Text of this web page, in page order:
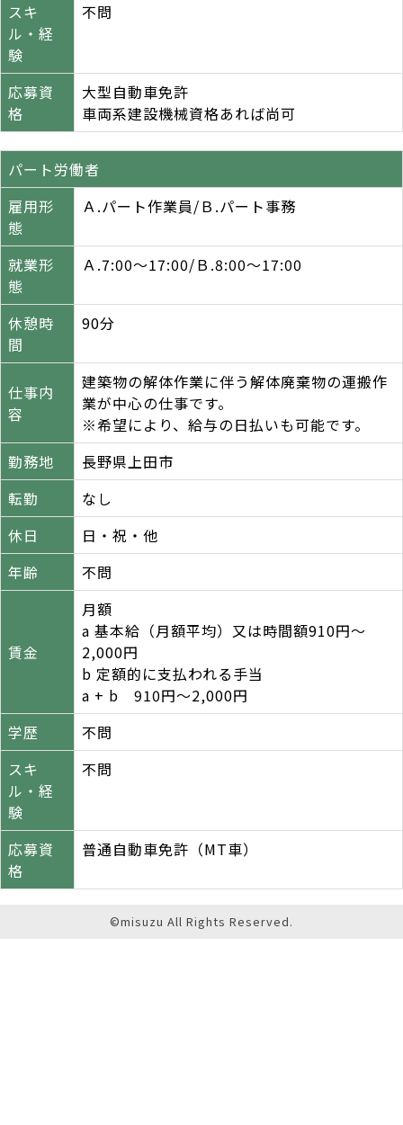
スキ
ル・経
験
不問
応募資
格
大型自動車免許
車両系建設機械資格あれば尚可
パート労働者
雇用形
態
Ａ.パート作業員/Ｂ.パート事務
就業形
態
Ａ.7:00～17:00/Ｂ.8:00～17:00
休憩時
間
90分
仕事内
容
建築物の解体作業に伴う解体廃棄物の運搬作
業が中心の仕事です。
※希望により、給与の日払いも可能です。
勤務地
長野県上田市
転勤
なし
休日
日・祝・他
年齢
不問
賃金
月額
a 基本給（月額平均）又は時間額910円～
2,000円
b 定額的に支払われる手当
a + b 910円～2,000円
学歴
不問
スキ
ル・経
験
不問
応募資
格
普通自動車免許（MT車）
©misuzu All Rights Reserved.